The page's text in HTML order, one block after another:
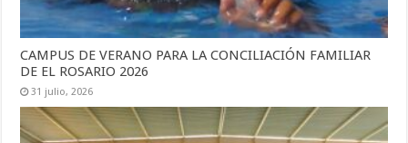
CAMPUS DE VERANO PARA LA CONCILIACIÓN FAMILIAR
DE EL ROSARIO 2026
31 julio, 2026